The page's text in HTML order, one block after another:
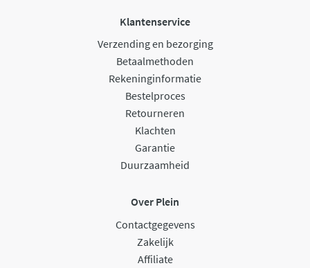
Klantenservice
Verzending en bezorging
Betaalmethoden
Rekeninginformatie
Bestelproces
Retourneren
Klachten
Garantie
Duurzaamheid
Over Plein
Contactgegevens
Zakelijk
Affiliate